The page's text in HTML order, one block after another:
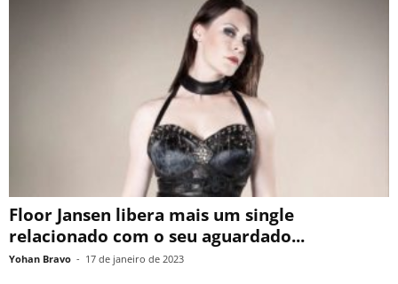
Floor Jansen libera mais um single
relacionado com o seu aguardado...
Yohan Bravo - 17 de janeiro de 2023